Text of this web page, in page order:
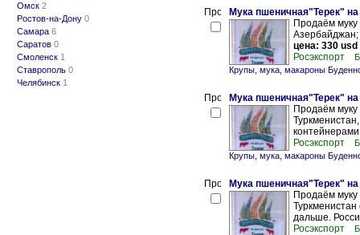
Омск 2
Ростов-на-Дону 0
Самара 6
Саратов 0
Смоленск 1
Ставрополь 0
Челябинск 1
Мука пшеничная"Терек" на
Продаём муку
Азербайджан;
цена: 330 usd
Росэкспорт
Крупы, мука, макароны
Мука пшеничная"Терек" на
Продаём муку
Росэкспорт
Крупы, мука, макароны
Мука пшеничная"Терек" на
Продаём муку
дальше.
Росэкспорт